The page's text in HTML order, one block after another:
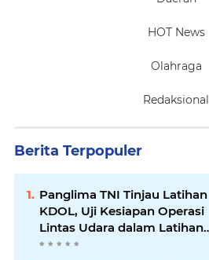
HOT News
Olahraga
Redaksional
Berita Terpopuler
Panglima TNI Tinjau Latihan
KDOL, Uji Kesiapan Operasi
Lintas Udara dalam Latihan
Terintegrasi TNI 2026